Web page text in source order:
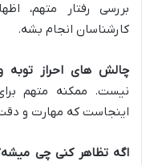
بررسی رفتار متهم،
کارشناسان انجام بشه.
چالش های احراز توبه
نیست. ممکنه متهم
اینجاست که مهارت و
اگه تظاهر کنی چی